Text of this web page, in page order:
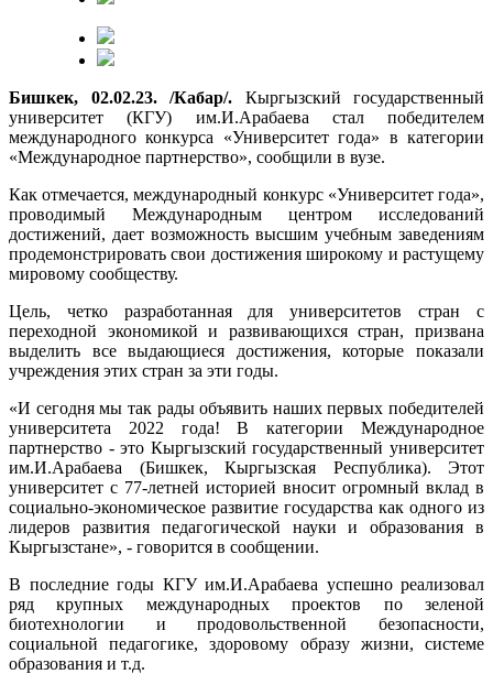
Бишкек, 02.02.23. /Кабар/. Кыргызский государственный
университет (КГУ) им.И.Арабаева стал победителем
международного конкурса «Университет года» в категории
«Международное партнерство», сообщили в вузе.
Как отмечается, международный конкурс «Университет года»,
проводимый Международным центром исследований
достижений, дает возможность высшим учебным заведениям
продемонстрировать свои достижения широкому и растущему
мировому сообществу.
Цель, четко разработанная для университетов стран с
переходной экономикой и развивающихся стран, призвана
выделить все выдающиеся достижения, которые показали
учреждения этих стран за эти годы.
«И сегодня мы так рады объявить наших первых победителей
университета 2022 года! В категории Международное
партнерство - это Кыргызский государственный университет
им.И.Арабаева (Бишкек, Кыргызская Республика). Этот
университет с 77-летней историей вносит огромный вклад в
социально-экономическое развитие государства как одного из
лидеров развития педагогической науки и образования в
Кыргызстане», - говорится в сообщении.
В последние годы КГУ им.И.Арабаева успешно реализовал
ряд крупных международных проектов по зеленой
биотехнологии и продовольственной безопасности,
социальной педагогике, здоровому образу жизни, системе
образования и т.д.